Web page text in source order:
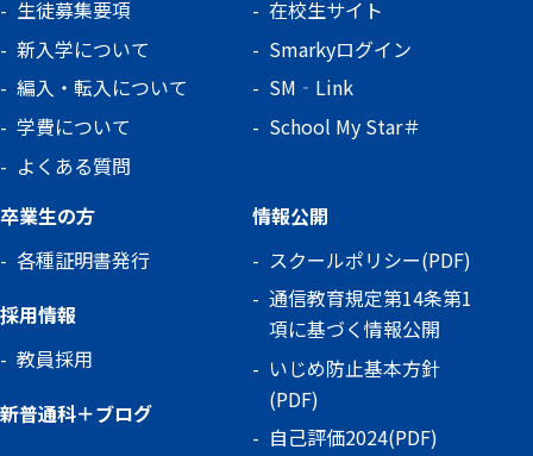
生徒募集要項
新入学について
編入・転入について
学費について
よくある質問
在校生サイト
Smarkyログイン
SM‐Link
School My Star＃
卒業生の方
各種証明書発行
採用情報
教員採用
新普通科＋ブログ
情報公開
スクールポリシー(PDF)
通信教育規定第14条第1
項に基づく情報公開
いじめ防止基本方針
(PDF)
自己評価2024(PDF)